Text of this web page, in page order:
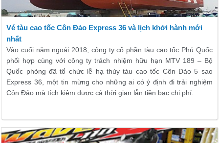
Vé tàu cao tốc Côn Đảo Express 36 và lịch khởi hành mới
nhất
Vào cuối năm ngoái 2018, công ty cổ phần tàu cao tốc Phú Quốc
phối hợp cùng với công ty trách nhiệm hữu hạn MTV 189 – Bộ
Quốc phòng đã tổ chức lễ hạ thủy tàu cao tốc Côn Đảo 5 sao
Express 36, một tin mừng cho những ai có ý định đi trải nghiệm
Côn Đảo mà tích kiệm được cả thời gian lẫn tiền bạc chi phí.